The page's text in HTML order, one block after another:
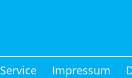
Service Impressum